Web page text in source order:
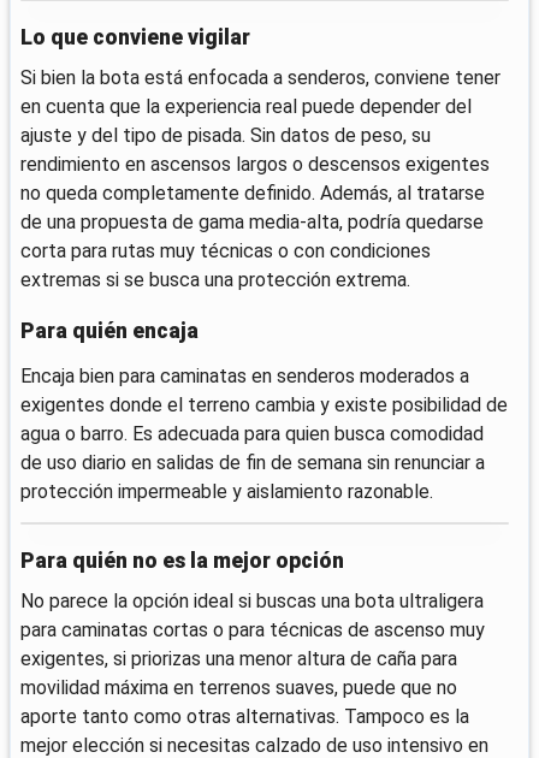
Lo que conviene vigilar
Si bien la bota está enfocada a senderos, conviene tener
en cuenta que la experiencia real puede depender del
ajuste y del tipo de pisada. Sin datos de peso, su
rendimiento en ascensos largos o descensos exigentes
no queda completamente definido. Además, al tratarse
de una propuesta de gama media-alta, podría quedarse
corta para rutas muy técnicas o con condiciones
extremas si se busca una protección extrema.
Para quién encaja
Encaja bien para caminatas en senderos moderados a
exigentes donde el terreno cambia y existe posibilidad de
agua o barro. Es adecuada para quien busca comodidad
de uso diario en salidas de fin de semana sin renunciar a
protección impermeable y aislamiento razonable.
Para quién no es la mejor opción
No parece la opción ideal si buscas una bota ultraligera
para caminatas cortas o para técnicas de ascenso muy
exigentes, si priorizas una menor altura de caña para
movilidad máxima en terrenos suaves, puede que no
aporte tanto como otras alternativas. Tampoco es la
mejor elección si necesitas calzado de uso intensivo en